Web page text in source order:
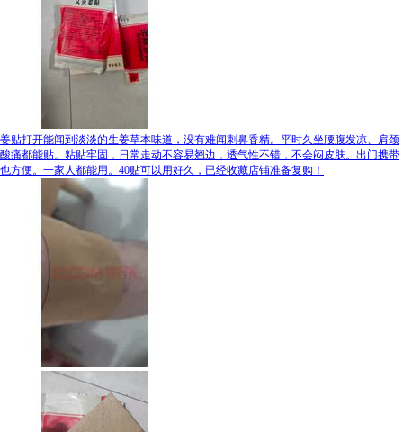
姜贴打开能闻到淡淡的生姜草本味道，没有难闻刺鼻香精。平时久坐腰腹发凉、肩颈
酸痛都能贴。粘贴牢固，日常走动不容易翘边，透气性不错，不会闷皮肤。出门携带
也方便。一家人都能用。40贴可以用好久，已经收藏店铺准备复购！